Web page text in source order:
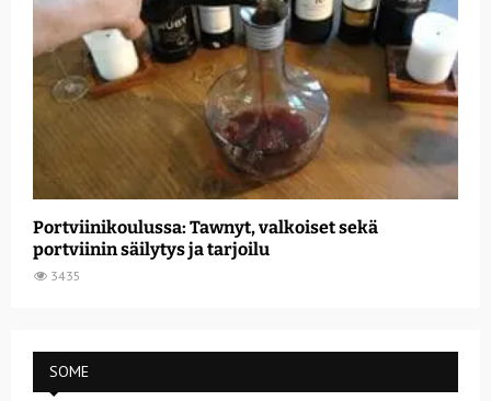
Portviinikoulussa: Tawnyt, valkoiset sekä
portviinin säilytys ja tarjoilu
3435
SOME